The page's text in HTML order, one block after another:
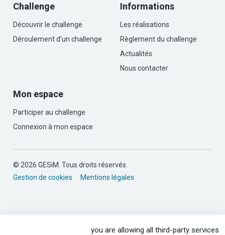
Challenge
Découvrir le challenge
Déroulement d’un challenge
Informations
Les réalisations
Règlement du challenge
Actualités
Nous contacter
Mon espace
Participer au challenge
Connexion à mon espace
© 2026 GESiM. Tous droits réservés.
Gestion de cookies
Mentions légales
you are allowing all third-party services